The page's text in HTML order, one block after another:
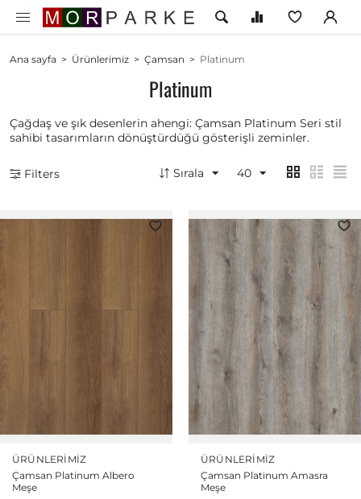
Ana sayfa > Ürünlerimiz > Çamsan > Platinum
Platinum
Çağdaş ve şık desenlerin ahengi: Çamsan Platinum Seri stil
sahibi tasarımların dönüştürdüğü gösterişli zeminler.
Filters Sırala 40
ÜRÜNLERIMIZ
Çamsan Platinum Albero
Meşe
ÜRÜNLERIMIZ
Çamsan Platinum Amasra
Meşe